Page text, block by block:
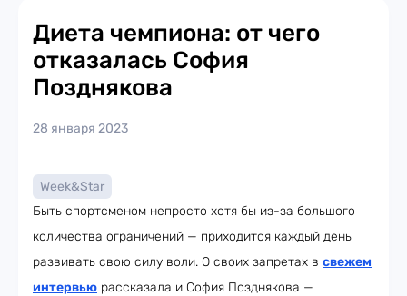
Диета чемпиона: от чего
отказалась София
Позднякова
28 января 2023
Week&Star
Быть спортсменом непросто хотя бы из-за большого
количества ограничений — приходится каждый день
развивать свою силу воли. О своих запретах в свежем
интервью рассказала и София Позднякова —